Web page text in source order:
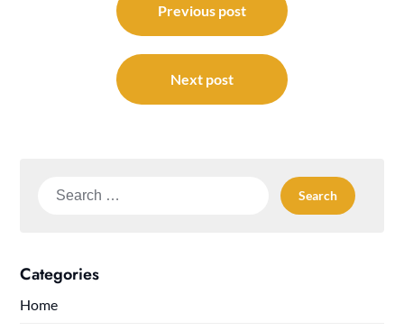
navigation
Previous post
Next post
Search
Categories
Home